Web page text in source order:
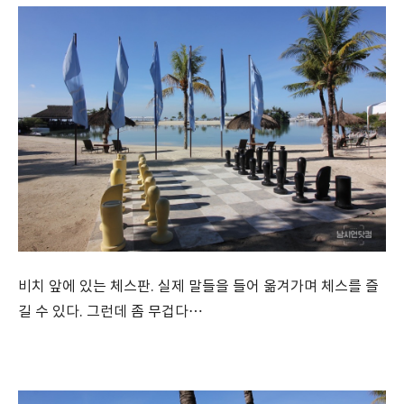
비치 앞에 있는 체스판. 실제 말들을 들어 옮겨가며 체스를 즐
길 수 있다. 그런데 좀 무겁다…